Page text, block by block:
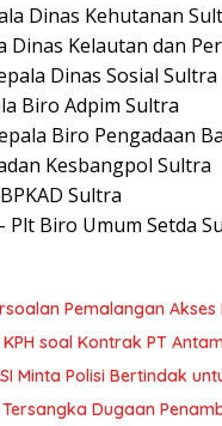
Dinas Kehutanan
Dinas Kelautan dan
Dinas Sosial Sultra
Biro Adpim Sultra
Biro Pengadaan
Kesbangpol Sultra
Sultra
Plt Biro Umum Setda
Pemalangan Akses
soal Kontrak PT
Minta Polisi Bertindak
Dugaan